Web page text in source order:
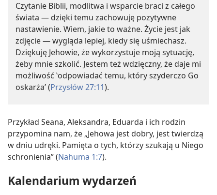
Czytanie Biblii, modlitwa i wsparcie braci z całego
świata — dzięki temu zachowuję pozytywne
nastawienie. Wiem, jakie to ważne. Życie jest jak
zdjęcie — wygląda lepiej, kiedy się uśmiechasz.
Dziękuję Jehowie, że wykorzystuje moją sytuację,
żeby mnie szkolić. Jestem też wdzięczny, że daje mi
możliwość ‛odpowiadać temu, który szyderczo Go
oskarża’ (Przysłów 27:11).
Przykład Seana, Aleksandra, Eduarda i ich rodzin
przypomina nam, że „Jehowa jest dobry, jest twierdzą
w dniu udręki. Pamięta o tych, którzy szukają u Niego
schronienia” (Nahuma 1:7).
Kalendarium wydarzeń